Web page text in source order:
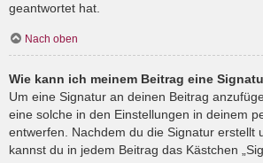
geantwortet hat.
Nach oben
Wie kann ich meinem Beitrag eine
Um eine Signatur an deinen Beitrag
eine solche in den Einstellungen in deinem
entwerfen. Nachdem du die Signatur erstellt
kannst du in jedem Beitrag das Kästchen